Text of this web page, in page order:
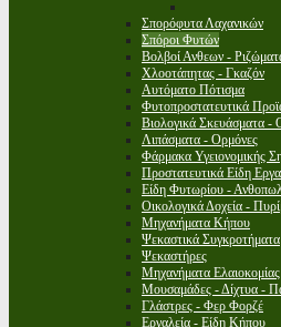
Σπορόφυτα Λαχανικών
Σπόροι Φυτών
Βολβοί Ανθεων -
Χλοοτάπητας - Γκαζόν
Αυτόματο Πότισμα
Φυτοπροστατευτικά
Βιολογικά Σκευάσματα -
Λιπάσματα - Ορμόνες
Φάρμακα Υγειονομικής
Προστατευτικά Είδη
Είδη Φυτωρίου -
Οικολογικά Δοχεία -
Μηχανήματα Κήπου
Ψεκαστικά Συγκροτήματα
Ψεκαστήρες
Μηχανήματα Ελαιοκομίας
Μουσαμάδες - Δίχτυα -
Γλάστρες - Φερ Φορζέ
Εργαλεία - Είδη Κήπου